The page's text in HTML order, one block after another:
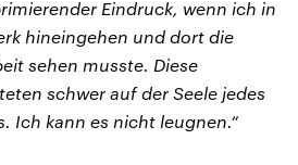
Eindruck, wenn ich in
hineingehen und dort die
sehen musste. Diese
schwer auf der Seele jedes
Ich kann es nicht leugnen.“